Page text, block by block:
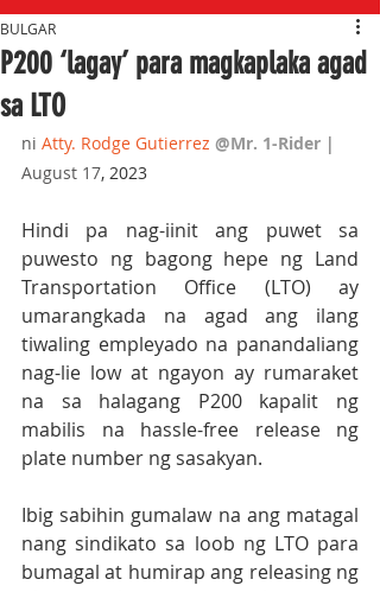
P200 ‘lagay’ para magkaplaka agad
sa LTO
BULGAR
ni Atty. Rodge Gutierrez @Mr. 1-Rider |
August 17, 2023
Hindi pa nag-iinit ang puwet sa
puwesto ng bagong hepe ng Land
Transportation Office (LTO) ay
umarangkada na agad ang ilang
tiwaling empleyado na panandaliang
nag-lie low at ngayon ay rumaraket
na sa halagang P200 kapalit ng
mabilis na hassle-free release ng
plate number ng sasakyan.
Ibig sabihin gumalaw na ang matagal
nang sindikato sa loob ng LTO para
bumagal at humirap ang releasing ng